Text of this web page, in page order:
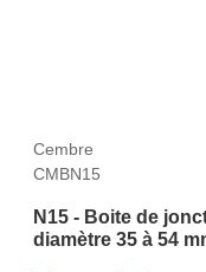
Cembre
CMBN15
N15 - Boite de
diamètre 35 à 54